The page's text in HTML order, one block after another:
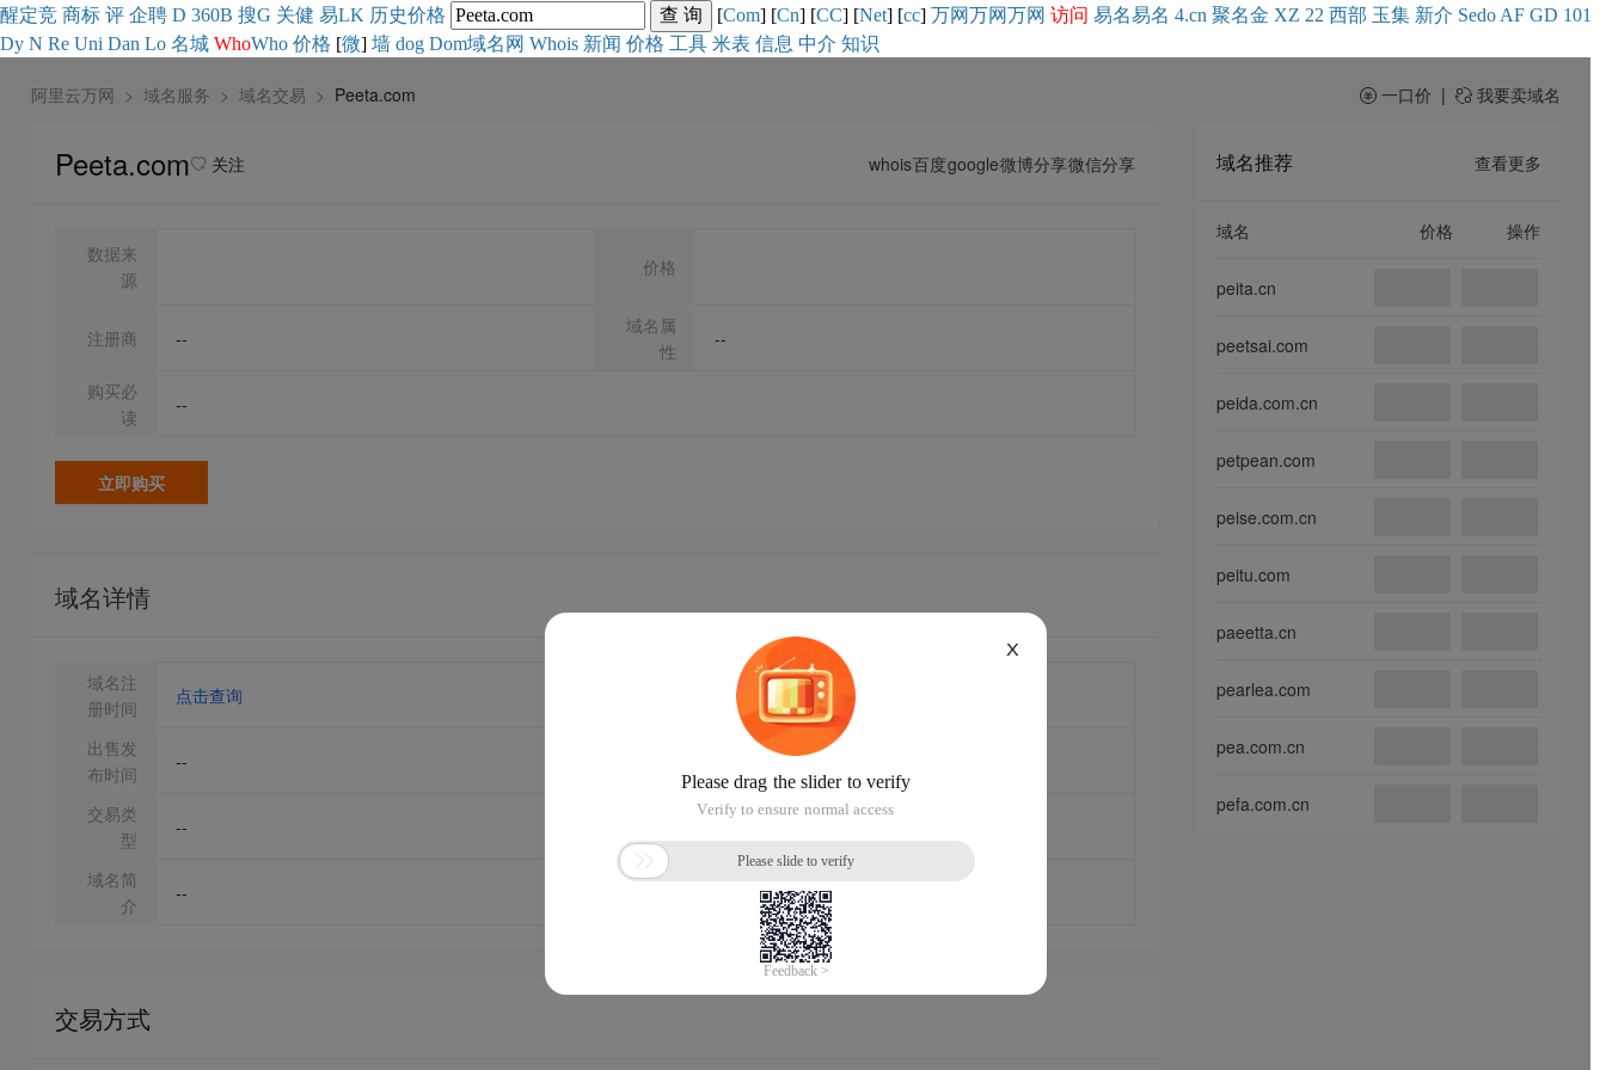
醒定竞 商标 评 企聘 D 360B 搜G 关健 易LK 历史价格 [Com] [Cn] [CC] [Net] [cc] 万网万网万网 访问 易名易名 4.cn 聚名金 XZ 22 西部 玉集 新介 Sedo AF GD 101
Dy N Re Uni Dan Lo 名城 WhoWho 价格 [微] 墙 dog Dom域名网 Whois 新闻 价格 工具 米表 信息 中介 知识